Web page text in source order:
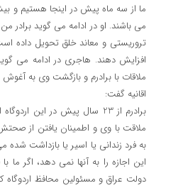
ما از سه ماه پیش در اینجا هستیم و
می باشند. او در ادامه می گوید برادر
تروریستی و معاند خلق تحویل داده
افزایش دهند. هاجری در ادامه می
ملاقات با برادرم و بازگشت وی به آغوش
اقانیه گفت:
برادرم از 23 سال پیش در
ملاقت با وی و اطمینان یافتن از
به فرد زندانی یا اسیر یا بازداشت
این اجازه را به آنها نمی دهد، اگر ما
دولت عراق و مسئولین محافظ